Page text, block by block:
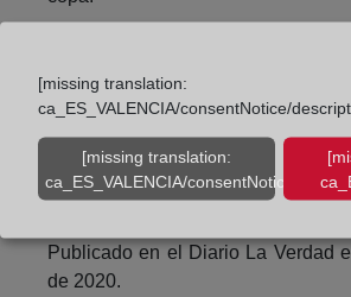
Carlos Pinilla Peñarrubia, Decano
la Región de Murcia del Colegio
de la Propiedad, Mercantiles y
España.
Publicado en el Diario La Verdad
de 2020.
[missing translation:
ca_ES_VALENCIA/consentNotice/
[missing translation:
ca_ES_VALENCIA/consentNotice/